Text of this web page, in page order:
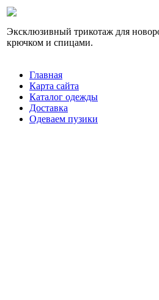
Эксклюзивный трикотаж для
крючком и спицами.
Главная
Карта сайта
Каталог одежды
Доставка
Одеваем пузики